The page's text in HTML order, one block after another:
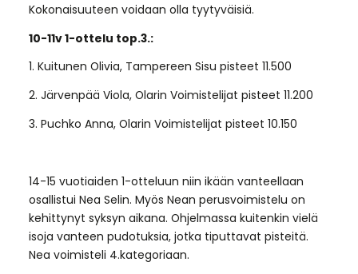
Kokonaisuuteen voidaan olla tyytyväisiä.
10-11v 1-ottelu top.3.:
1. Kuitunen Olivia, Tampereen Sisu pisteet 11.500
2. Järvenpää Viola, Olarin Voimistelijat pisteet 11.200
3. Puchko Anna, Olarin Voimistelijat pisteet 10.150
14-15 vuotiaiden 1-otteluun niin ikään vanteellaan
osallistui Nea Selin. Myös Nean perusvoimistelu on
kehittynyt syksyn aikana. Ohjelmassa kuitenkin vielä
isoja vanteen pudotuksia, jotka tiputtavat pisteitä.
Nea voimisteli 4.kategoriaan.